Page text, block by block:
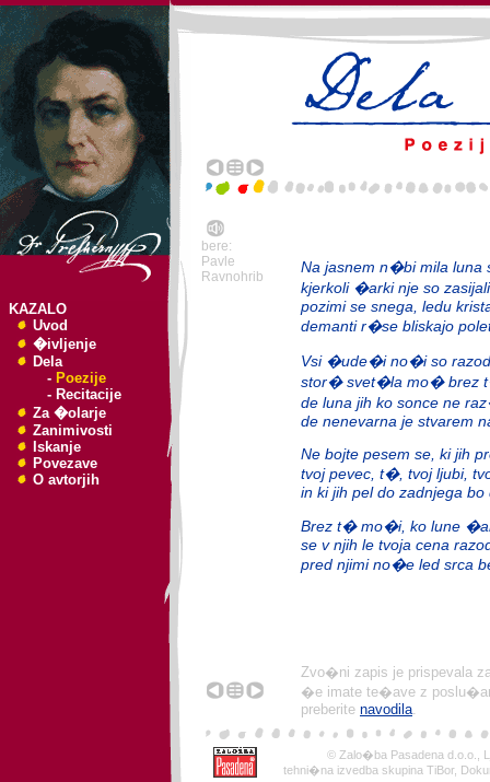
KAZALO
Uvod
�ivljenje
Dela
- Poezije
- Recitacije
Za �olarje
Zanimivosti
Iskanje
Povezave
O avtorjih
bere:
Pavle
Ravnohrib
Na jasnem n�bi mila luna
kjerkoli �arki nje so
pozimi se snega, ledu
demanti r�se bliskajo
Vsi �ude�i no�i so
stor� svet�la mo� brez
de luna jih ko sonce ne
de nenevarna je stvarem
Ne bojte pesem se, ki jih
tvoj pevec, t�, tvoj ljubi,
in ki jih pel do zadnjega bo
Brez t� mo�i, ko lune
se v njih le tvoja cena
pred njimi no�e led srca
Zvo�ni zapis je prispevala
�e imate te�ave z
preberite navodila.
© Zalo�ba Pasadena d.o.o.,
tehni�na izvedba skupina TiBor,